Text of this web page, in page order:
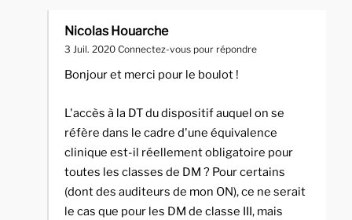
Nicolas Houarche
3 Juil. 2020 Connectez-vous pour répondre
Bonjour et merci pour le boulot !
L'accès à la DT du dispositif auquel on se
réfère dans le cadre d'une équivalence
clinique est-il réellement obligatoire pour
toutes les classes de DM ? Pour certains
(dont des auditeurs de mon ON), ce ne serait
le cas que pour les DM de classe III, mais